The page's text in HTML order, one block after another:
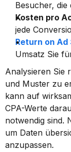
Besucher,
Kosten pro
jede
Return on Ad
Umsatz Sie
Analysieren Sie
und Muster zu
kann auf
CPA-Werte
notwendig sind.
um Daten
anzupassen.